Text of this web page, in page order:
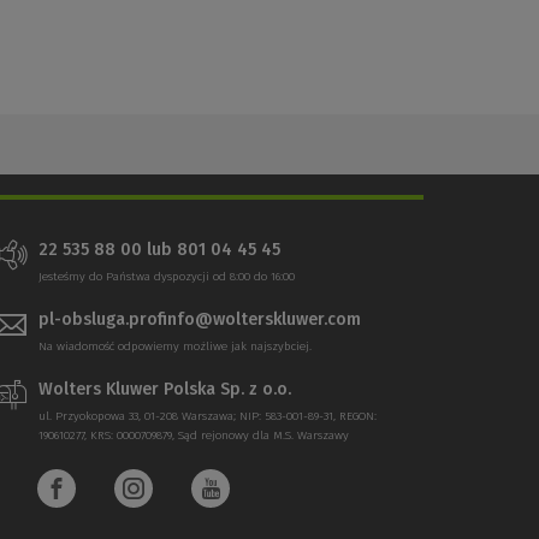
22 535 88 00 lub 801 04 45 45
Jesteśmy do Państwa dyspozycji od 8:00 do 16:00
pl-obsluga.profinfo@wolterskluwer.com
Na wiadomość odpowiemy możliwe jak najszybciej.
Wolters Kluwer Polska Sp. z o.o.
ul. Przyokopowa 33, 01-208 Warszawa; NIP: 583-001-89-31, REGON:
190610277, KRS: 0000709879, Sąd rejonowy dla M.S. Warszawy